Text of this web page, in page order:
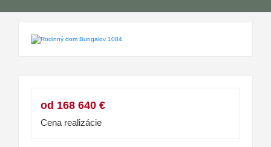
od 168 640 €
Cena realizácie